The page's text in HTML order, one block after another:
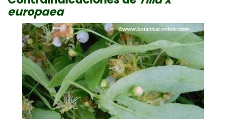
europaea